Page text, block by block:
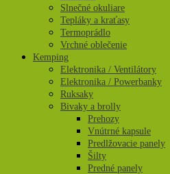
Slnečné okuliare
Tepláky a kraťasy
Termoprádlo
Vrchné oblečenie
Kemping
Elektronika / Ventilátory
Elektronika / Powerbanky
Ruksaky
Bivaky a brolly
Prehozy
Vnútrné kapsule
Predlžovacie panely
Šilty
Predné panely